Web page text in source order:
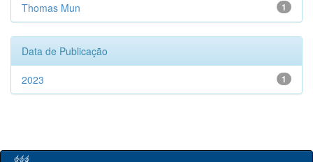
1
Thomas Mun
Data de Publicação
1
2023